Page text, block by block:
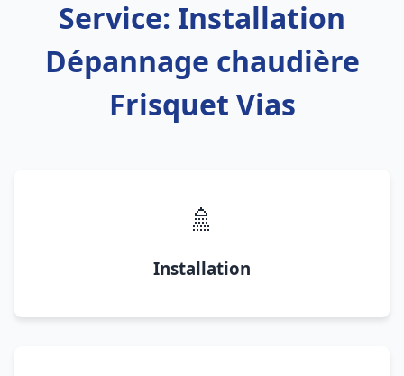
Service: Installation
Dépannage chaudière
Frisquet Vias
🚿
Installation